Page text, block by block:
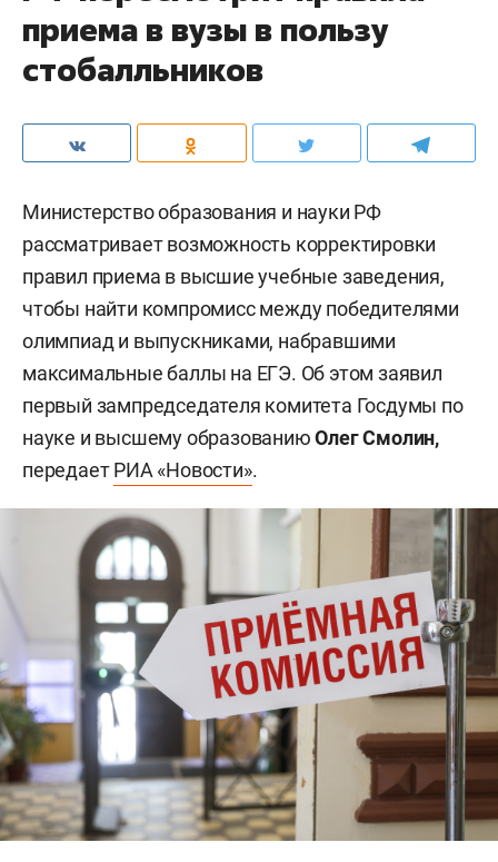
приема в вузы в пользу
стобалльников
Министерство образования и науки РФ
рассматривает возможность корректировки
правил приема в высшие учебные заведения,
чтобы найти компромисс между победителями
олимпиад и выпускниками, набравшими
максимальные баллы на ЕГЭ. Об этом заявил
первый зампредседателя комитета Госдумы по
науке и высшему образованиюОлег Смолин,
передаетРИА «Новости».